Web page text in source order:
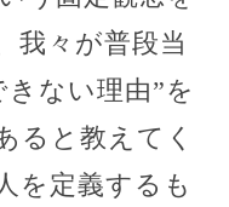
我々が普段当
ない理由”を
ると教えてく
を定義するも